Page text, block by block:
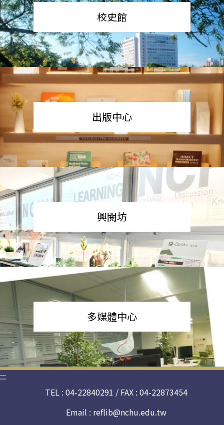
校史館
出版中心
興閱坊
多媒體中心
:::
TEL : 04-22840291 / FAX : 04-22873454
Email : reflib@nchu.edu.tw